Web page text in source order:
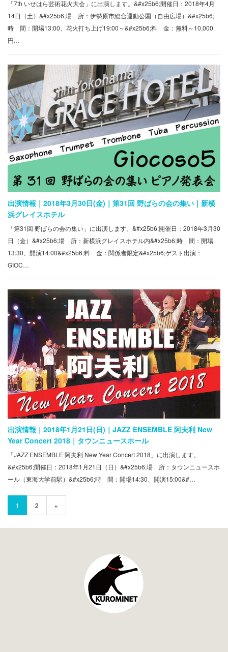
「7th いせはら芸術花火大会」に出演します。&#x25b6;開催日：2018年4月
14日（土）&#x25b6;場 所：伊勢原市総合運動公園（自由広場）&#x25b6;
時 間：開場13:00、花火打ち上げ19:00～&#x25b6;料 金：無料～10,000
円…
出演情報｜2018年3月30日(金)｜第31回 野ばらの会の集い｜新横
浜グレイスホテル
「第31回 野ばらの会の集い」に出演します。&#x25b6;開催日：2018年3月30
日（金）&#x25b6;場 所：新横浜グレイスホテル内&#x25b6;時 間：開場
13:30、開演14:00&#x25b6;料 金：関係者限定&#x25b6;ゲスト出演：
GIOC…
出演情報｜2018年1月21日(日)｜JAZZ ENSEMBLE 阿夫利 New
Year Concert 2018｜タウンニュースホール
「JAZZ ENSEMBLE 阿夫利 New Year Concert 2018」に出演します。
&#x25b6;開催日：2018年1月21日（日）&#x25b6;場 所：タウンニュースホ
ール（東海大学前駅）&#x25b6;時 間：開場14:30、開演15:00&#…
1 2 »